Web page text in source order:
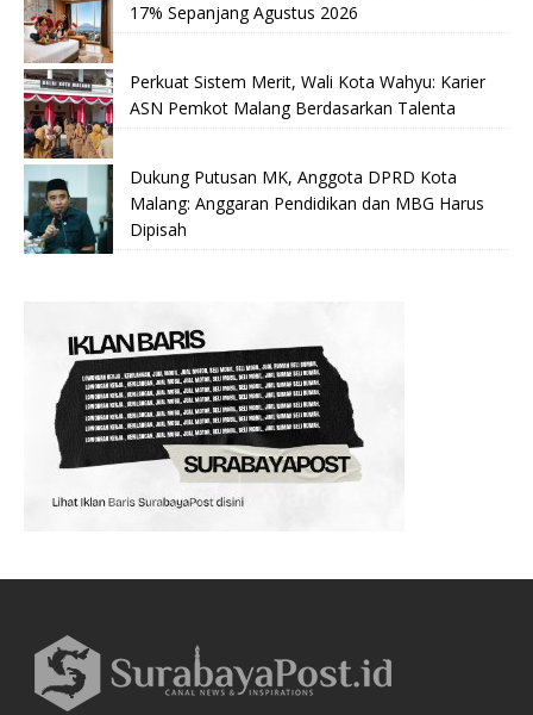
17% Sepanjang Agustus 2026
Perkuat Sistem Merit, Wali Kota Wahyu: Karier
ASN Pemkot Malang Berdasarkan Talenta
Dukung Putusan MK, Anggota DPRD Kota
Malang: Anggaran Pendidikan dan MBG Harus
Dipisah